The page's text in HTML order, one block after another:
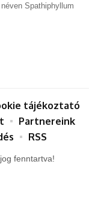
Spathiphyllum
fenntartva!
tájékoztató
Partnereink
RSS